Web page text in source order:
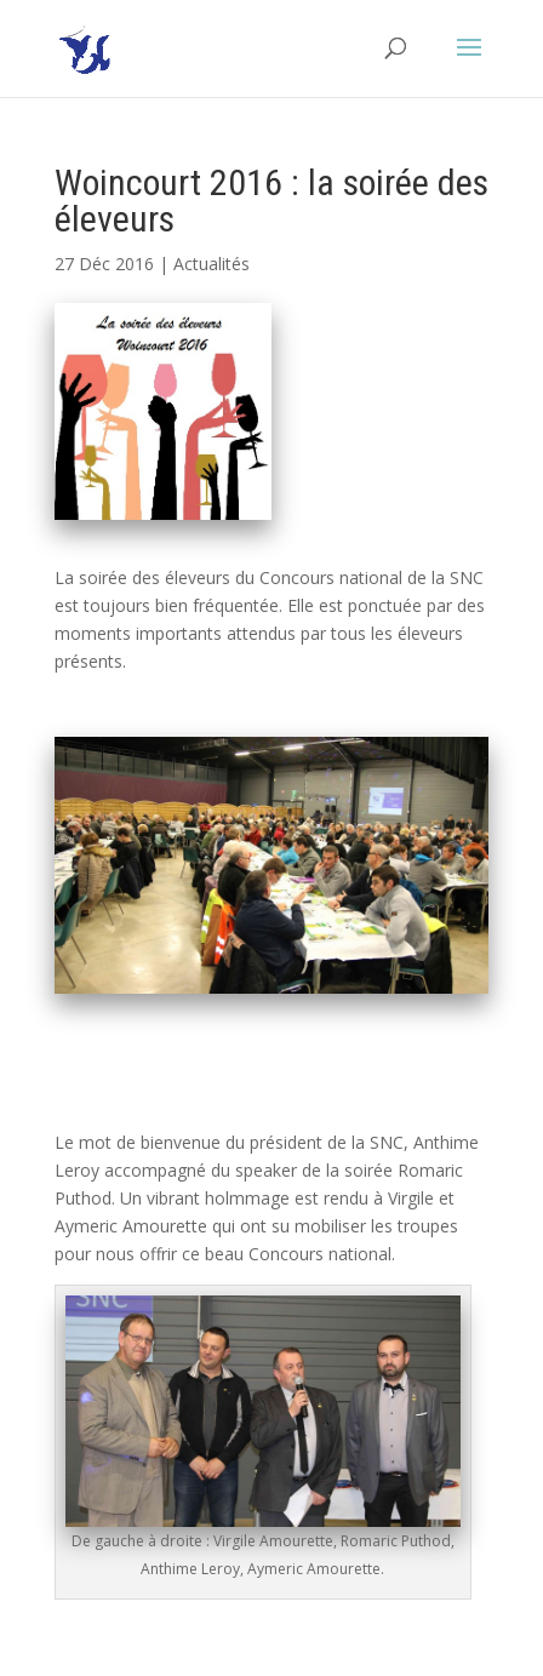
Woincourt 2016 : la soirée des
éleveurs
27 Déc 2016 | Actualités
La soirée des éleveurs du Concours national de la SNC
est toujours bien fréquentée. Elle est ponctuée par des
moments importants attendus par tous les éleveurs
présents.
Le mot de bienvenue du président de la SNC, Anthime
Leroy accompagné du speaker de la soirée Romaric
Puthod. Un vibrant holmmage est rendu à Virgile et
Aymeric Amourette qui ont su mobiliser les troupes
pour nous offrir ce beau Concours national.
De gauche à droite : Virgile Amourette, Romaric Puthod,
Anthime Leroy, Aymeric Amourette.